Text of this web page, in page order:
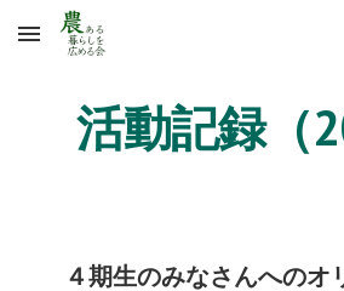
Skip to main content
活動記録（
４期生のみなさんへのオ